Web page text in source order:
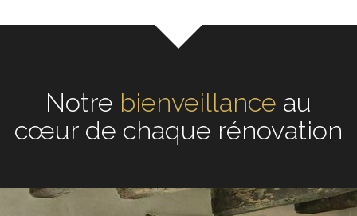
Notreécouteau cœur de
chaque rénovation